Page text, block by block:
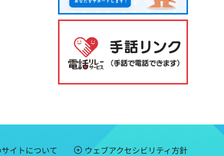
イトについて ウェブアクセシビリティ方針